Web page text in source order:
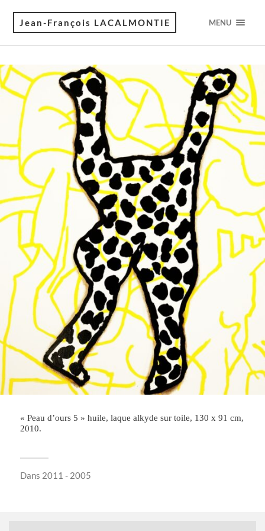
Jean-François LACALMONTIE MENU
« Peau d’ours 5 » huile, laque alkyde sur toile, 130 x 91 cm,
2010.
Dans 2011 - 2005